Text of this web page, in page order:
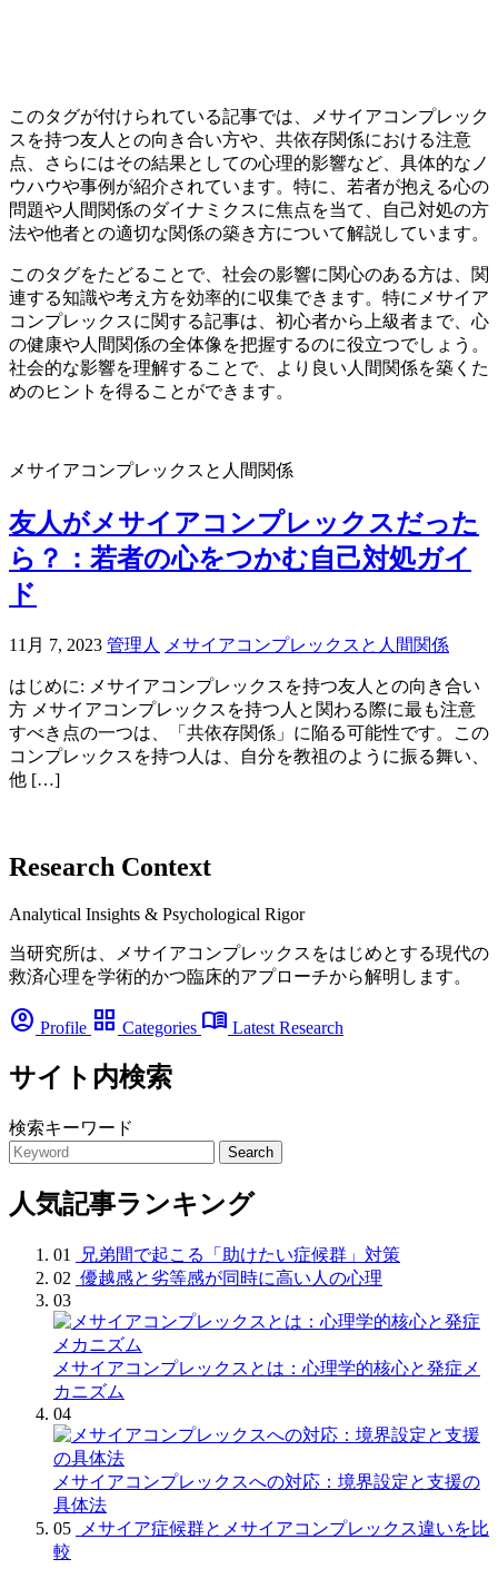
このタグが付けられている記事では、メサイアコンプレック
スを持つ友人との向き合い方や、共依存関係における注意
点、さらにはその結果としての心理的影響など、具体的なノ
ウハウや事例が紹介されています。特に、若者が抱える心の
問題や人間関係のダイナミクスに焦点を当て、自己対処の方
法や他者との適切な関係の築き方について解説しています。
このタグをたどることで、社会の影響に関心のある方は、関
連する知識や考え方を効率的に収集できます。特にメサイア
コンプレックスに関する記事は、初心者から上級者まで、心
の健康や人間関係の全体像を把握するのに役立つでしょう。
社会的な影響を理解することで、より良い人間関係を築くた
めのヒントを得ることができます。
メサイアコンプレックスと人間関係
友人がメサイアコンプレックスだった
ら？：若者の心をつかむ自己対処ガイ
ド
11月 7, 2023 管理人 メサイアコンプレックスと人間関係
はじめに: メサイアコンプレックスを持つ友人との向き合い
方 メサイアコンプレックスを持つ人と関わる際に最も注意
すべき点の一つは、「共依存関係」に陥る可能性です。この
コンプレックスを持つ人は、自分を教祖のように振る舞い、
他 […]
Research Context
Analytical Insights & Psychological Rigor
当研究所は、メサイアコンプレックスをはじめとする現代の
救済心理を学術的かつ臨床的アプローチから解明します。
account_circle Profile grid_view Categories menu_book Latest Research
サイト内検索
検索キーワード
Search
人気記事ランキング
01
兄弟間で起こる「助けたい症候群」対策
02 優越感と劣等感が同時に高い人の心理
03
メサイアコンプレックスとは：心理学的核心と発症メ
カニズム
04
メサイアコンプレックスへの対応：境界設定と支援の
具体法
05
メサイア症候群とメサイアコンプレックス違いを比
較